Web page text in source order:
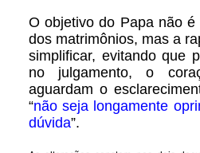
O objetivo do Papa não
dos matrimônios, mas a
simplificar, evitando que
no julgamento, o
aguardam o
“não seja longamente
dúvida”.